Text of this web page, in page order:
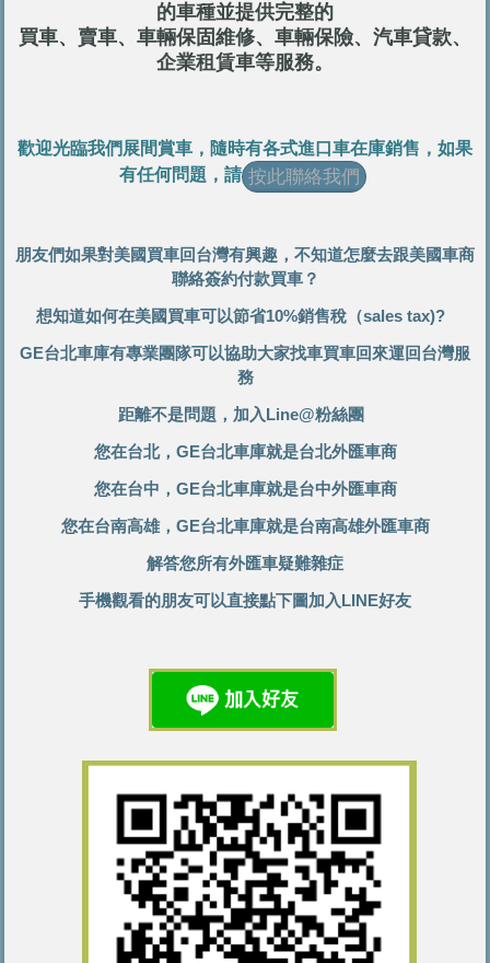
的車種並提供完整的
買車、賣車、車輛保固維修、車輛保險、汽車貸款、
企業租賃車等服務。
歡迎光臨我們展間賞車，隨時有各式進口車在庫銷售，如果
有任何問題， 請 按此聯絡我們
朋友們如果對美國買車回台灣有興趣，不知道怎麼去跟美國車商
聯絡簽約付款買車？
想知道如何在美國買車可以節省10%銷售稅（sales tax)?
GE台北車庫有專業團隊可以協助大家找車買車回來運回台灣服
務
距離不是問題，加入Line@粉絲團
您在台北，GE台北車庫就是台北外匯車商
您在台中，GE台北車庫就是台中外匯車商
您在台南高雄，GE台北車庫就是台南高雄外匯車商
解答您所有外匯車疑難雜症
手機觀看的朋友可以直接點下圖加入LINE好友